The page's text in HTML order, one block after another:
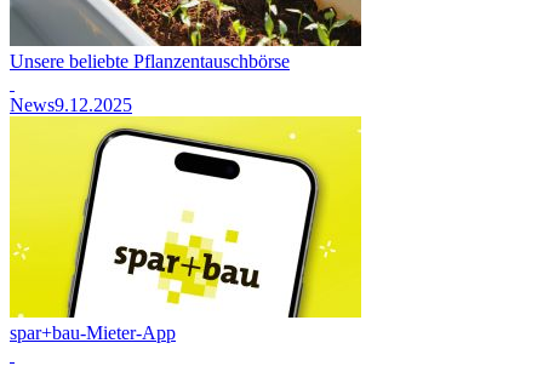
Unsere beliebte Pflanzentauschbörse
News9.12.2025
spar+bau-Mieter-App